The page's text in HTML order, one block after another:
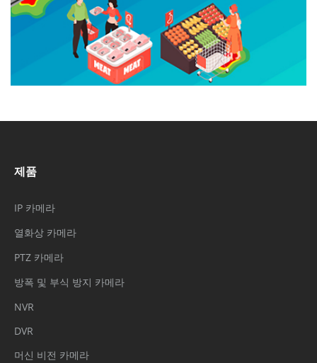
제품
IP 카메라
열화상 카메라
PTZ 카메라
방폭 및 부식 방지 카메라
NVR
DVR
머신 비전 카메라